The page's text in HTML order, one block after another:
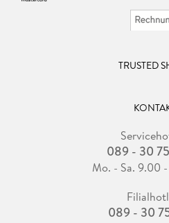
TRUSTED
089 - 30
Mo. - Sa. 9.00
089 - 30